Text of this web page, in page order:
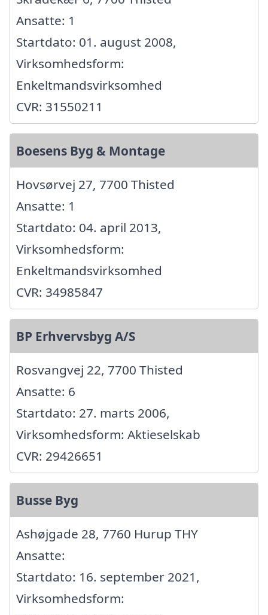
Ansatte: 1
Startdato: 01. august 2008,
Virksomhedsform:
Enkeltmandsvirksomhed
CVR: 31550211
Boesens Byg & Montage
Hovsørvej 27, 7700 Thisted
Ansatte: 1
Startdato: 04. april 2013,
Virksomhedsform:
Enkeltmandsvirksomhed
CVR: 34985847
BP Erhvervsbyg A/S
Rosvangvej 22, 7700 Thisted
Ansatte: 6
Startdato: 27. marts 2006,
Virksomhedsform: Aktieselskab
CVR: 29426651
Busse Byg
Ashøjgade 28, 7760 Hurup THY
Ansatte:
Startdato: 16. september 2021,
Virksomhedsform: